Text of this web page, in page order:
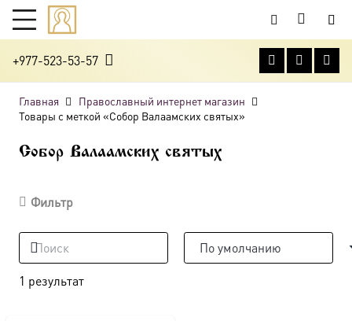
+977-523-53-57
Главная
Православный интернет магазин
Товары с меткой «Собор Валаамских святых»
Собор Валаамских святых
Фильтр
1 результат